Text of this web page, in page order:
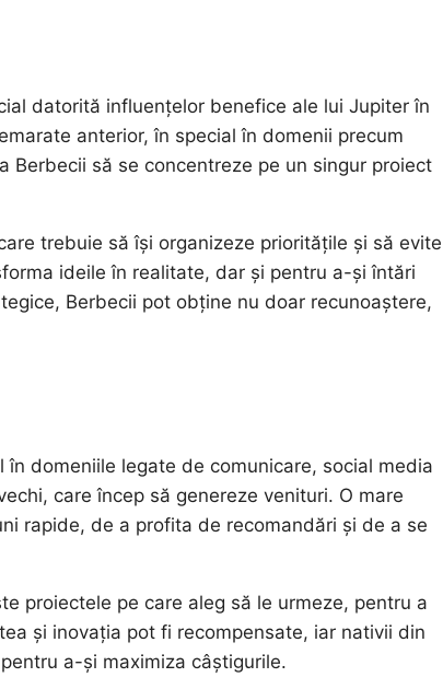
datorită influențelor benefice ale lui Jupiter în
anterior, în special în domenii precum
Berbecii să se concentreze pe un singur proiect
trebuie să își organizeze prioritățile și să evite
ideile în realitate, dar și pentru a-și întări
Berbecii pot obține nu doar recunoaștere,
domeniile legate de comunicare, social media
care încep să genereze venituri. O mare
rapide, de a profita de recomandări și de a se
proiectele pe care aleg să le urmeze, pentru a
și inovația pot fi recompensate, iar nativii din
a-și maximiza câștigurile.